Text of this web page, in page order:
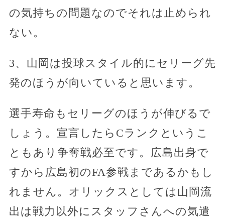
の気持ちの問題なのでそれは止められ
ない。
3、山岡は投球スタイル的にセリーグ先
発のほうが向いていると思います。
選手寿命もセリーグのほうが伸びるで
しょう。宣言したらCランクというこ
ともあり争奪戦必至です。広島出身で
すから広島初のFA参戦まであるかもし
れません。オリックスとしては山岡流
出は戦力以外にスタッフさんへの気遣